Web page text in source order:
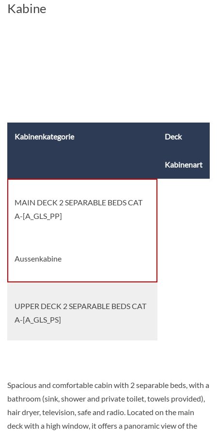
Kabine
Kabinenkategorie Deck
Kabinenart
MAIN DECK 2 SEPARABLE BEDS CAT
A-[A_GLS_PP]
Aussenkabine
UPPER DECK 2 SEPARABLE BEDS CAT
A-[A_GLS_PS]
MAIN DECK 2 SEPARABLE BEDS CAT
B-[B_GLS_PP]
Spacious and comfortable cabin with 2 separable beds, with a
bathroom (sink, shower and private toilet, towels provided),
hair dryer, television, safe and radio. Located on the main
deck with a high window, it offers a panoramic view of the